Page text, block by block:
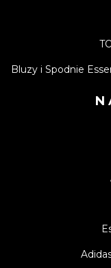
Bluzy i Spodnie